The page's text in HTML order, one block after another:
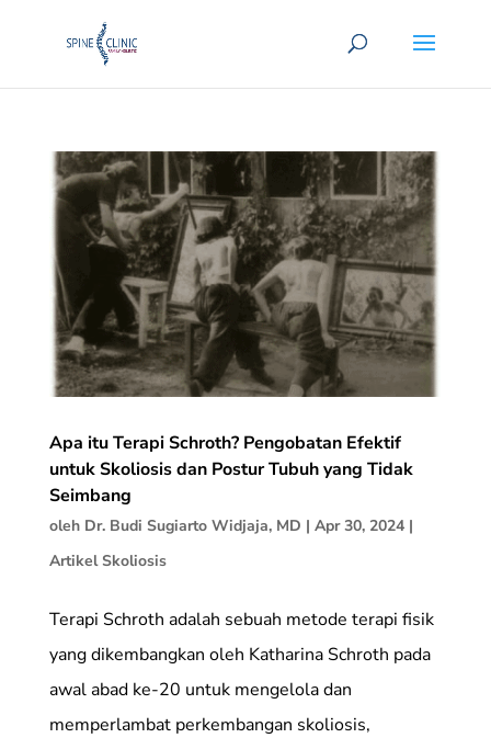
Apa itu Terapi Schroth? Pengobatan Efektif
untuk Skoliosis dan Postur Tubuh yang Tidak
Seimbang
oleh Dr. Budi Sugiarto Widjaja, MD | Apr 30, 2024|
Artikel Skoliosis
Terapi Schroth adalah sebuah metode terapi fisik
yang dikembangkan oleh Katharina Schroth pada
awal abad ke-20 untuk mengelola dan
memperlambat perkembangan skoliosis,